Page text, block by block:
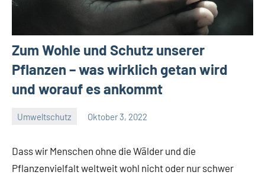
Zum Wohle und Schutz unserer
Pflanzen – was wirklich getan wird
und worauf es ankommt
Umweltschutz Oktober 3, 2022
Dass wir Menschen ohne die Wälder und die
Pflanzenvielfalt weltweit wohl nicht oder nur schwer